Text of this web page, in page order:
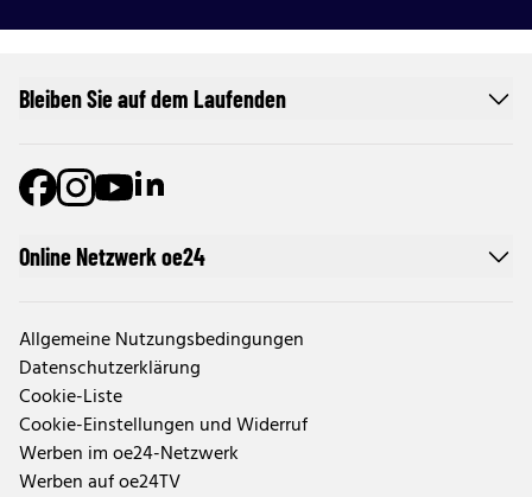
Online Netzwerk oe24
Allgemeine Nutzungsbedingungen
Datenschutzerklärung
Cookie-Liste
Cookie-Einstellungen und Widerruf
Werben im oe24-Netzwerk
Werben auf oe24TV
Bleiben Sie auf dem Laufenden